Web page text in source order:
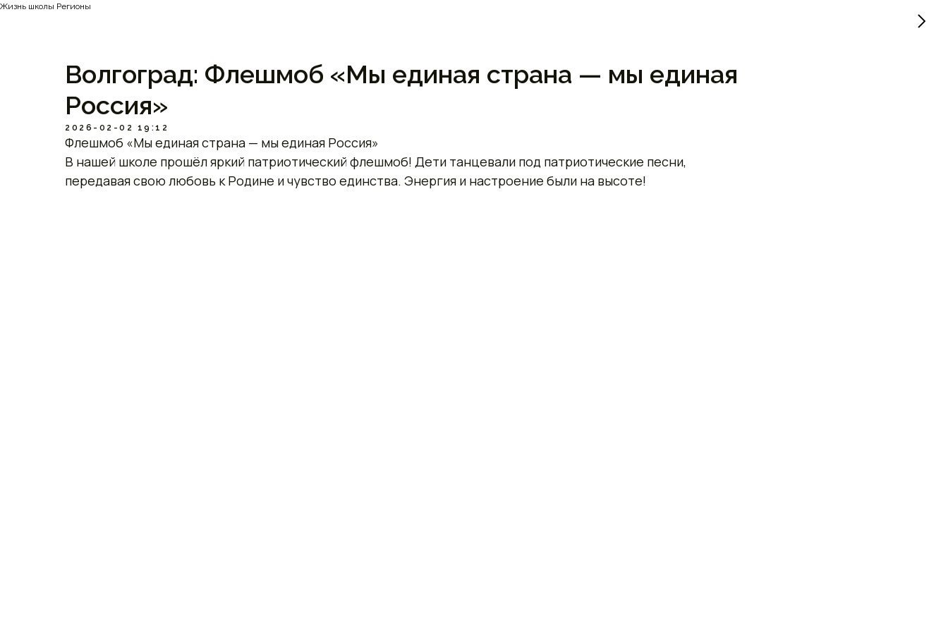
Жизнь школы Регионы
Волгоград: Флешмоб «Мы единая страна — мы единая
Россия»
2026-02-02 19:12
Флешмоб «Мы единая страна — мы единая Россия»
В нашей школе прошёл яркий патриотический флешмоб! Дети танцевали под патриотические песни,
передавая свою любовь к Родине и чувство единства. Энергия и настроение были на высоте!